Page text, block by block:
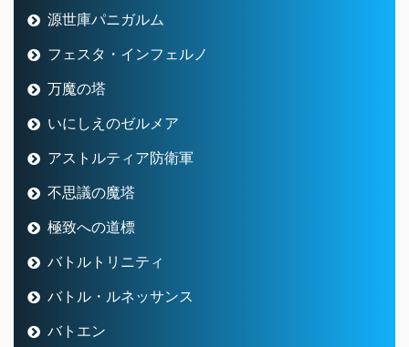
源世庫パニガルム
フェスタ・インフェルノ
万魔の塔
いにしえのゼルメア
アストルティア防衛軍
不思議の魔塔
極致への道標
バトルトリニティ
バトル・ルネッサンス
バトエン